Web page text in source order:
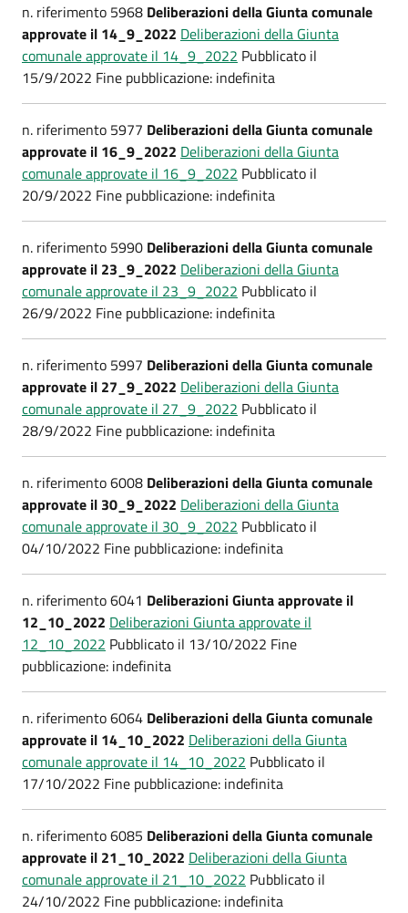
n. riferimento 5968 Deliberazioni della Giunta comunale
approvate il 14_9_2022 Deliberazioni della Giunta
comunale approvate il 14_9_2022 Pubblicato il
15/9/2022 Fine pubblicazione: indefinita
n. riferimento 5977 Deliberazioni della Giunta comunale
approvate il 16_9_2022 Deliberazioni della Giunta
comunale approvate il 16_9_2022 Pubblicato il
20/9/2022 Fine pubblicazione: indefinita
n. riferimento 5990 Deliberazioni della Giunta comunale
approvate il 23_9_2022 Deliberazioni della Giunta
comunale approvate il 23_9_2022 Pubblicato il
26/9/2022 Fine pubblicazione: indefinita
n. riferimento 5997 Deliberazioni della Giunta comunale
approvate il 27_9_2022 Deliberazioni della Giunta
comunale approvate il 27_9_2022 Pubblicato il
28/9/2022 Fine pubblicazione: indefinita
n. riferimento 6008 Deliberazioni della Giunta comunale
approvate il 30_9_2022 Deliberazioni della Giunta
comunale approvate il 30_9_2022 Pubblicato il
04/10/2022 Fine pubblicazione: indefinita
n. riferimento 6041 Deliberazioni Giunta approvate il
12_10_2022 Deliberazioni Giunta approvate il
12_10_2022 Pubblicato il 13/10/2022 Fine
pubblicazione: indefinita
n. riferimento 6064 Deliberazioni della Giunta comunale
approvate il 14_10_2022 Deliberazioni della Giunta
comunale approvate il 14_10_2022 Pubblicato il
17/10/2022 Fine pubblicazione: indefinita
n. riferimento 6085 Deliberazioni della Giunta comunale
approvate il 21_10_2022 Deliberazioni della Giunta
comunale approvate il 21_10_2022 Pubblicato il
24/10/2022 Fine pubblicazione: indefinita